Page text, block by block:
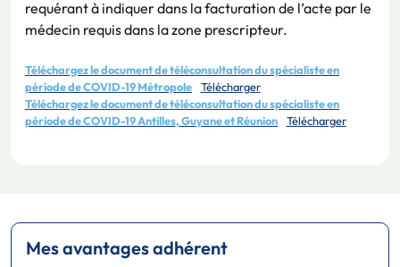
requérant à indiquer dans la facturation de l’acte par le
médecin requis dans la zone prescripteur.
Téléchargez le document de téléconsultation du spécialiste en
période de COVID-19 Métropole
Télécharger
Téléchargez le document de téléconsultation du spécialiste en
période de COVID-19 Antilles, Guyane et Réunion
Télécharger
Mes avantages adhérent